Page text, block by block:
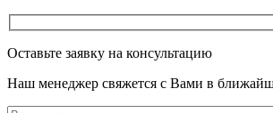
Оставьте заявку на консультацию
Наш менеджер свяжется с Вами в